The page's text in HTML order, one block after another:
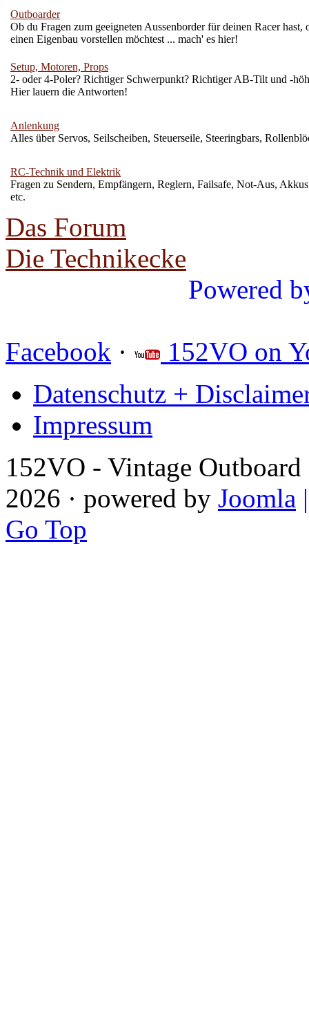
Outboarder
Ob du Fragen zum geeigneten Aussenborder für deinen Racer
einen Eigenbau vorstellen möchtest ... mach' es hier!
Setup, Motoren, Props
2- oder 4-Poler? Richtiger Schwerpunkt? Richtiger AB-Tilt und -
Hier lauern die Antworten!
Anlenkung
Alles über Servos, Seilscheiben, Steuerseile, Steeringbars,
RC-Technik und Elektrik
Fragen zu Sendern, Empfängern, Reglern, Failsafe, Not-Aus,
etc.
Das Forum
Die Technikecke
Powered
Facebook ·
152VO on
Datenschutz +
Impressum
152VO - Vintage
2026 · powered by Joomla
Go Top